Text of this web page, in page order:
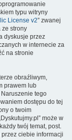
typu witryny
License v2” zwanej
ze strony
dyskusje przez
w internecie za
na stronie
obraźliwym,
prawem lub
tego
dostępu do tej
o twoim
może w
twój temat, post.
ciebie informacji